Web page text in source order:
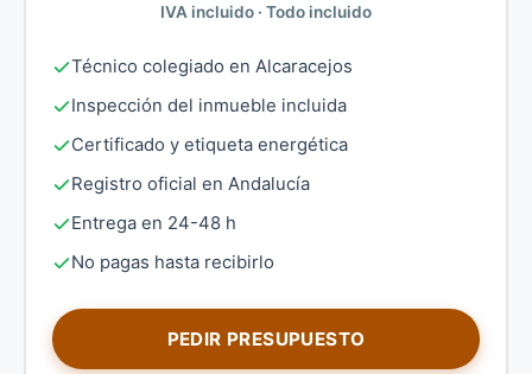
IVA incluido · Todo incluido
Técnico colegiado en Alcaracejos
Inspección del inmueble incluida
Certificado y etiqueta energética
Registro oficial en Andalucía
Entrega en 24-48 h
No pagas hasta recibirlo
PEDIR PRESUPUESTO